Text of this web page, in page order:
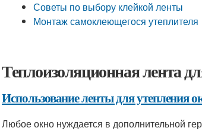
Советы по выбору клейкой ленты
Монтаж самоклеющегося утеплителя
Теплоизоляционная лента
Использование ленты для утепления
Любое окно нуждается в дополнительной